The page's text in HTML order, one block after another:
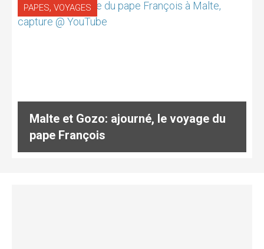
PAPES, VOYAGES
Malte et Gozo: ajourné, le voyage du
pape François